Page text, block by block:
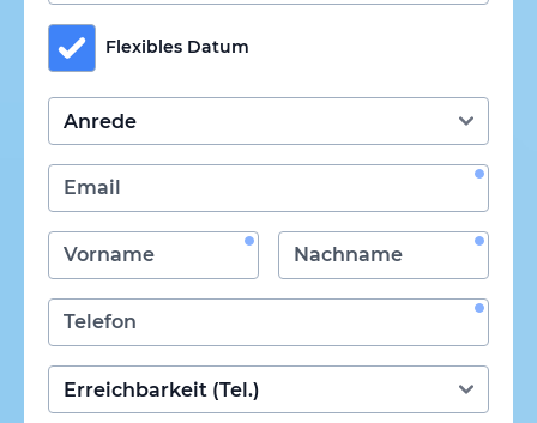
Flexibles Datum